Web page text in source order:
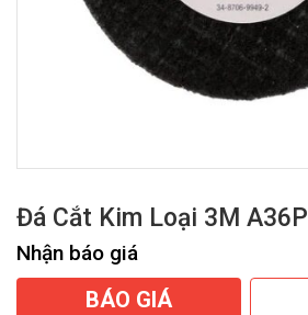
Đá Cắt Kim Loại 3M A36P
Nhận báo giá
BÁO GIÁ